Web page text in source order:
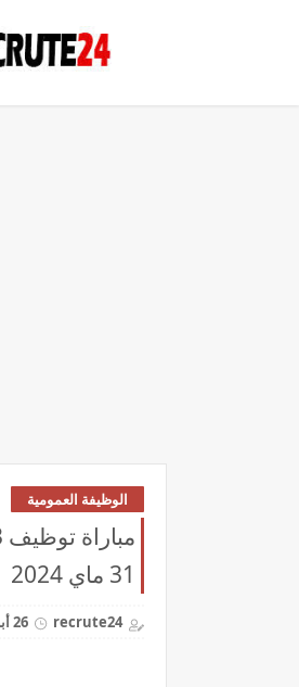
الوظيفة العمومية
31 ماي 2024
recrute24 26 أبريل 2024